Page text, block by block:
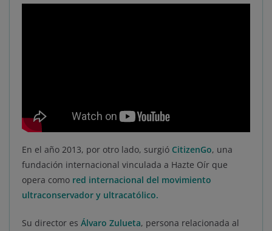
En el año 2013, por otro lado, surgió CitizenGo, una
fundación internacional vinculada a Hazte Oír que
opera como red internacional del movimiento
ultraconservador y ultracatólico.
Su director es Álvaro Zulueta, persona relacionada al